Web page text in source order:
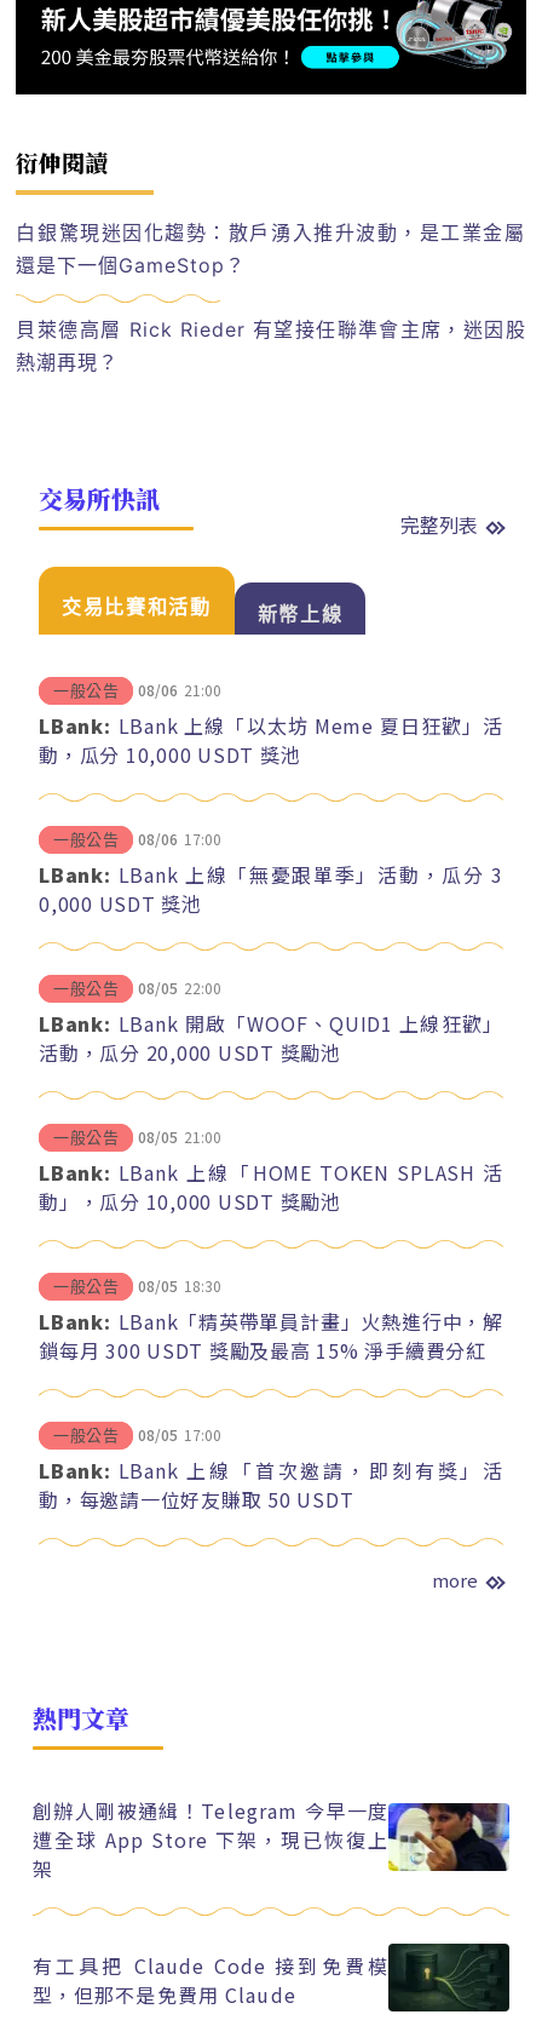
衍伸閱讀
白銀驚現迷因化趨勢：散戶湧入推升波動，是工業金屬
還是下一個GameStop？
貝萊德高層 Rick Rieder 有望接任聯準會主席，迷因股
熱潮再現？
交易所快訊
完整列表
交易比賽和活動 新幣上線
一般公告 08/06 21:00
LBank: LBank 上線「以太坊 Meme 夏日狂歡」活
動，瓜分 10,000 USDT 獎池
一般公告 08/06 17:00
LBank: LBank 上線「無憂跟單季」活動，瓜分 3
0,000 USDT 獎池
一般公告 08/05 22:00
LBank: LBank 開啟「WOOF、QUID1 上線狂歡」
活動，瓜分 20,000 USDT 獎勵池
一般公告 08/05 21:00
LBank: LBank 上線「HOME TOKEN SPLASH 活
動」，瓜分 10,000 USDT 獎勵池
一般公告 08/05 18:30
LBank: LBank「精英帶單員計畫」火熱進行中，解
鎖每月 300 USDT 獎勵及最高 15% 淨手續費分紅
一般公告 08/05 17:00
LBank: LBank 上線「首次邀請，即刻有獎」活
動，每邀請一位好友賺取 50 USDT
more
熱門文章
創辦人剛被通緝！Telegram 今早一度
遭全球 App Store 下架，現已恢復上
架
有工具把 Claude Code 接到免費模
型，但那不是免費用 Claude